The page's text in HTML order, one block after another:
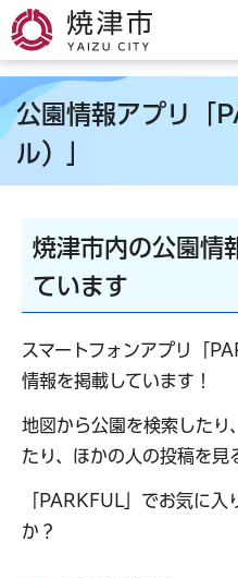
焼津市
公園情報アプリ「
ル）」
焼津市内の公園情
ています
スマートフォンアプリ「
情報を掲載しています！
地図から公園を検索したり
たり、ほかの人の投稿を見
「PARKFUL」でお気に入
か？